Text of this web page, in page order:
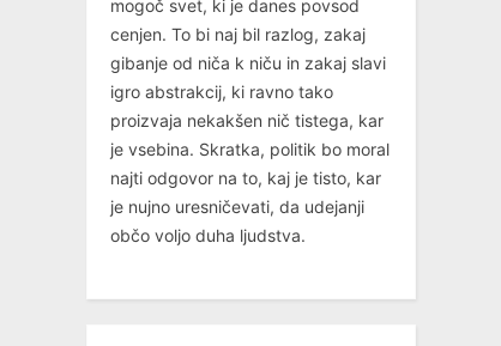
mogoč svet, ki je danes povsod
cenjen. To bi naj bil razlog, zakaj
gibanje od niča k niču in zakaj slavi
igro abstrakcij, ki ravno tako
proizvaja nekakšen nič tistega, kar
je vsebina. Skratka, politik bo moral
najti odgovor na to, kaj je tisto, kar
je nujno uresničevati, da udejanji
občo voljo duha ljudstva.